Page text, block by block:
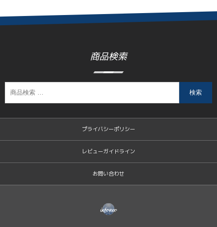
商品検索
検索
プライバシーポリシー
レビューガイドライン
お問い合わせ